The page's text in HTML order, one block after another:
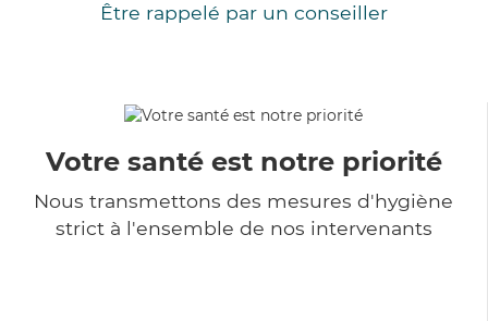
Être rappelé par un conseiller
Votre santé est notre priorité
Nous transmettons des mesures d'hygiène
strict à l'ensemble de nos intervenants